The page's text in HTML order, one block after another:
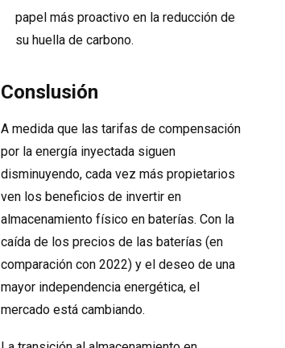
papel más proactivo en la reducción de
su huella de carbono.
Conslusión
A medida que las tarifas de compensación
por la energía inyectada siguen
disminuyendo, cada vez más propietarios
ven los beneficios de invertir en
almacenamiento físico en baterías. Con la
caída de los precios de las baterías (en
comparación con 2022) y el deseo de una
mayor independencia energética, el
mercado está cambiando.